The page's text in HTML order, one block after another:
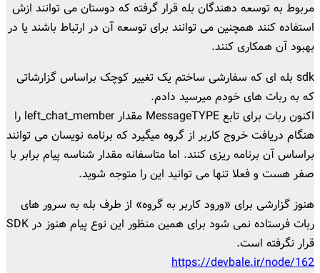
مربوط به توسعه دهندگان بله قرار گرفته که دوستان می توانند ازش
استفاده کنند همچنین می توانند برای توسعه آن در ارتباط باشند یا در
بهبود آن همکاری کنند.
sdk بله ای که سفارشی ساختم یک تغییر کوچک براساس گزارشاتی
که به ربات های خودم میرسید دادم.
اکنون ربات برای تابع MessageTYPE مقدار left_chat_member را
هنگام دریافت خروج کاربر از گروه میگیرد که برنامه نویسان می توانند
براساس آن برنامه ریزی کنند. اما متاسفانه مقدار شناسه پیام برابر با
صفر هست و فعلا تنها می توانید این را متوجه شوید.
هنوز گزارشی برای «ورود کاربر به گروه» از طرف بله به سرور های
ربات فرستاده نمی شود برای همین منظور این نوع پیام هنوز در SDK
قرار نگرفته است.
https://devbale.ir/node/162